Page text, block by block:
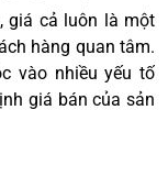
giá cả luôn là một
hàng quan tâm.
vào nhiều yếu tố
giá bán của sản